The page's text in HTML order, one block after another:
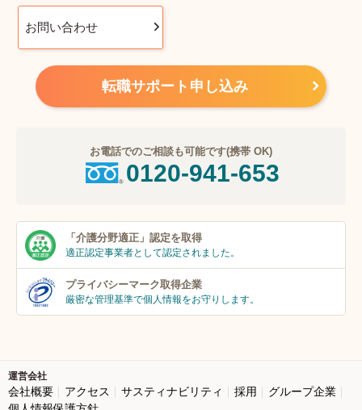
お問い合わせ
転職サポート申し込み
お電話でのご相談も可能です(携帯 OK)
0120-941-653
「介護分野適正」 認定を取得
適正認定事業者として認定されました。
プライバシーマーク取得企業
厳密な管理基準で個人情報をお守りします。
運営会社
会社概要 アクセス サスティナビリティ 採用
グループ企業